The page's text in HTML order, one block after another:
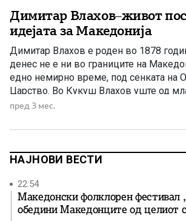
Димитар Влахов–живот
идејата за Македонија
Димитар Влахов е роден во 1878
денес не е ни во границите на
едно немирно време, под сенката на
Царство. Во Кукуш Влахов уште од
една сурова вистина – дека
носи. […]
пред 3 мес.
НАЈНОВИ ВЕСТИ
22:54
Македонски фолклорен фестивал
обедини Македонците од целиот